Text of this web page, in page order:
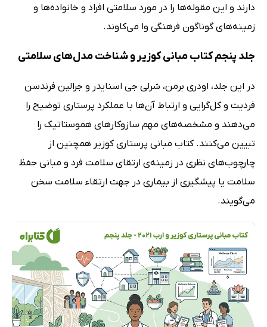
دارند و این مقوله‌ها را در مورد سلامتی افراد و خانواده‌ها و
زمینه‌های گوناگون فرهنگی وا می‌کاوند.
جلد پنجم کتاب مبانی کوزیر و شناخت مدل‌های سلامتی
در این جلد، اودری برمن، شرلی جی اسنایدر و جرالین فرندسن
فردیت و کل‌گرایی و ارتباط آن‌ها با عملکرد پرستاری توضیح را
می‌دهند و مشخصه‌های مهم سازوکارهای هموستاتیک را
تبیین می‌کنند. کتاب مبانی پرستاری کوزیر همچنین از
چارچوب‌های نظری در زمینه‌ی ارتقای سلامت فرد و مبانی حفظ
سلامت یا پیشگیری از بیماری در جهت ارتقاء سلامت سخن
می‌گویند.